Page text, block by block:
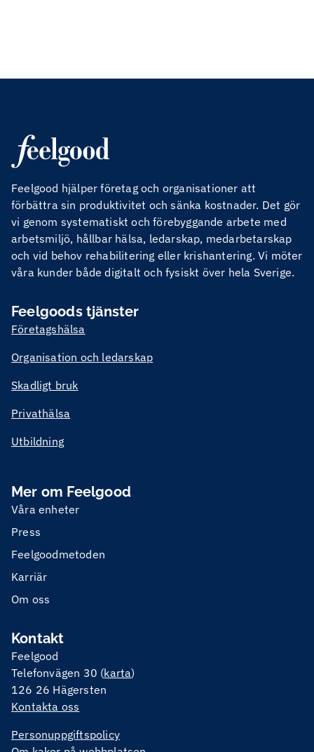
Feelgood hjälper företag och organisationer att
förbättra sin produktivitet och sänka kostnader. Det gör
vi genom systematiskt och förebyggande arbete med
arbetsmiljö, hållbar hälsa, ledarskap, medarbetarskap
och vid behov rehabilitering eller krishantering. Vi möter
våra kunder både digitalt och fysiskt över hela Sverige.
Feelgoods tjänster
Företagshälsa
Organisation och ledarskap
Skadligt bruk
Privathälsa
Utbildning
Mer om Feelgood
Våra enheter
Press
Feelgoodmetoden
Karriär
Om oss
Kontakt
Feelgood
Telefonvägen 30 (karta)
126 26 Hägersten
Kontakta oss
Personuppgiftspolicy